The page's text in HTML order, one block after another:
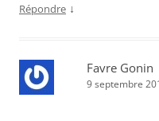
Répondre ↓
Favre Gonin
9 septembre